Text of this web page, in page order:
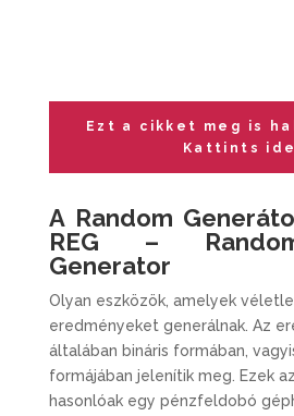
Ezt a cikket meg is
Kattints
A Random
REG –
Generator
Olyan eszközök, amelyek
eredményeket generálnak. Az
általában bináris formában,
formájában jelenítik meg. Ezek
hasonlóak egy pénzfeldobó